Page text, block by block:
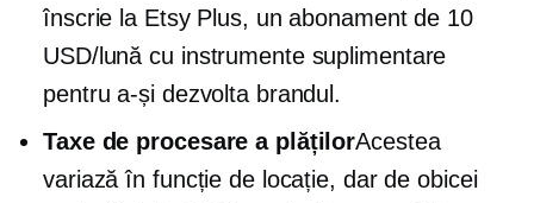
înscrie la Etsy Plus, un abonament de 10
USD/lună cu instrumente suplimentare
pentru a-și dezvolta brandul.
Taxe de procesare a plățilorAcestea
variază în funcție de locație, dar de obicei